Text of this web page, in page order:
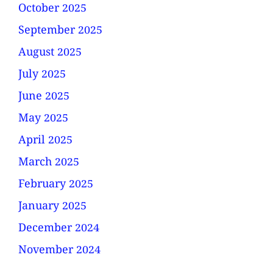
October 2025
September 2025
August 2025
July 2025
June 2025
May 2025
April 2025
March 2025
February 2025
January 2025
December 2024
November 2024